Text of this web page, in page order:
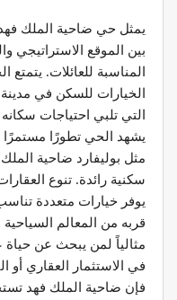
يمثل حي ضاحية الملك
بين الموقع الاستراتيجي
المناسبة للعائلات.
الخيارات للسكن في
التي تلبي احتياجات
يشهد الحي تطورًا
مثل بوليفارد ضاحية
سكنية رائدة. تنوع
يوفر خيارات متعددة
قربه من المعالم السياحية
مثالياً لمن يبحث عن حياة
في الاستثمار العقاري
فإن ضاحية الملك فهد